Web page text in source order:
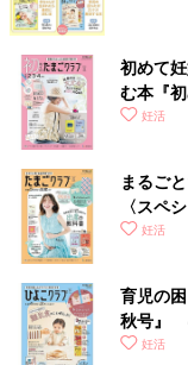
初めて
む本『
妊活
まるご
〈スペ
妊活
育児の
秋号』
いっぱい
妊活